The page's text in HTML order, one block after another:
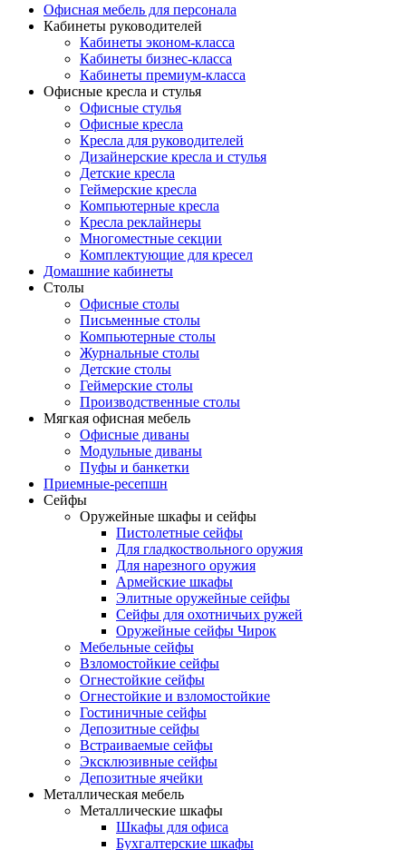
Офисная мебель для персонала
Кабинеты руководителей
Кабинеты эконом-класса
Кабинеты бизнес-класса
Кабинеты премиум-класса
Офисные кресла и стулья
Офисные стулья
Офисные кресла
Кресла для руководителей
Дизайнерские кресла и стулья
Детские кресла
Геймерские кресла
Компьютерные кресла
Кресла реклайнеры
Многоместные секции
Комплектующие для кресел
Домашние кабинеты
Столы
Офисные столы
Письменные столы
Компьютерные столы
Журнальные столы
Детские столы
Геймерские столы
Производственные столы
Мягкая офисная мебель
Офисные диваны
Модульные диваны
Пуфы и банкетки
Приемные-ресепшн
Сейфы
Оружейные шкафы и сейфы
Пистолетные сейфы
Для гладкоствольного оружия
Для нарезного оружия
Армейские шкафы
Элитные оружейные сейфы
Сейфы для охотничьих ружей
Оружейные сейфы Чирок
Мебельные сейфы
Взломостойкие сейфы
Огнестойкие сейфы
Огнестойкие и взломостойкие
Гостиничные сейфы
Депозитные сейфы
Встраиваемые сейфы
Эксклюзивные сейфы
Депозитные ячейки
Металлическая мебель
Металлические шкафы
Шкафы для офиса
Бухгалтерские шкафы